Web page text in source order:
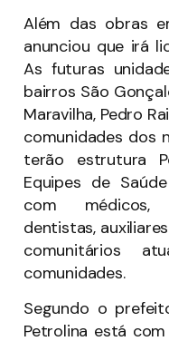
Além das obras
anunciou que irá
As futuras
bairros São
Maravilha, Pedro
comunidades dos
terão estrutura
Equipes de
com médicos,
dentistas,
comunitários
comunidades.
Segundo o
Petrolina está